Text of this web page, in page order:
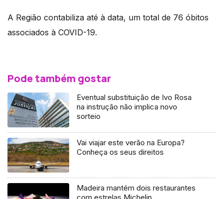
A Região contabiliza até à data, um total de 76 óbitos
associados à COVID-19.
Pode também gostar
Eventual substituição de Ivo Rosa
na instrução não implica novo
sorteio
Vai viajar este verão na Europa?
Conheça os seus direitos
Madeira mantém dois restaurantes